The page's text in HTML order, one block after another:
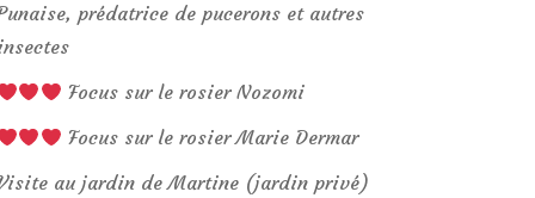
prédatrice de pucerons et autres
Focus sur le rosier Nozomi
Focus sur le rosier Marie Dermar
au jardin de Martine (jardin privé)